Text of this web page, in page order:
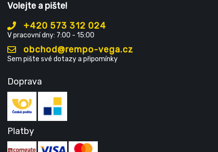
Volejte a pište!
+420 573 312 024
V pracovní dny: 7:00 - 15:00
obchod@rempo-vega.cz
Sem pište své dotazy a připomínky
Doprava
Platby